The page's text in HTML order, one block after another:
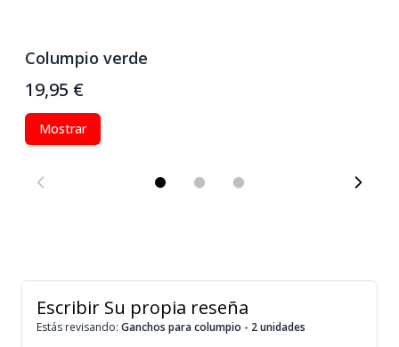
Columpio verde
19,95 €
Mostrar
Escribir Su propia reseña
Estás revisando: Ganchos para columpio - 2 unidades